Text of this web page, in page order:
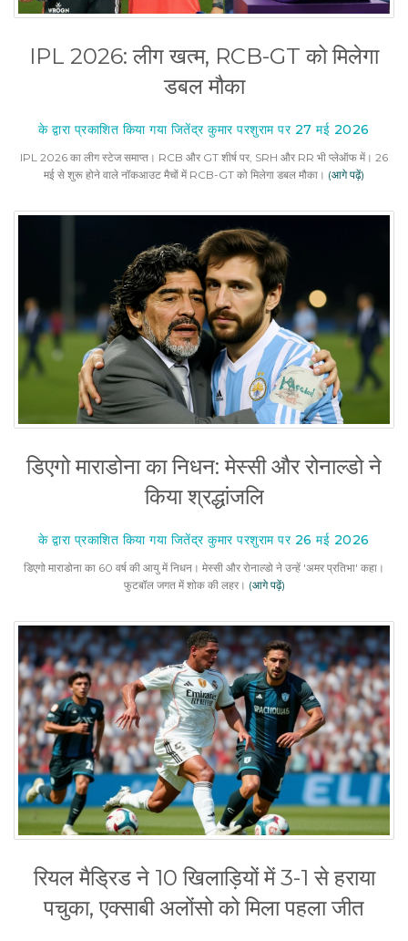
IPL 2026: लीग खत्म, RCB-GT को मिलेगा
डबल मौका
के द्वारा प्रकाशित किया गया जितेंद्र कुमार परशुराम पर 27 मई 2026
IPL 2026 का लीग स्टेज समाप्त। RCB और GT शीर्ष पर, SRH और RR भी प्लेऑफ में। 26
मई से शुरू होने वाले नॉकआउट मैचों में RCB-GT को मिलेगा डबल मौका। (आगे पढ़ें)
डिएगो माराडोना का निधन: मेस्सी और रोनाल्डो ने
किया श्रद्धांजलि
के द्वारा प्रकाशित किया गया जितेंद्र कुमार परशुराम पर 26 मई 2026
डिएगो माराडोना का 60 वर्ष की आयु में निधन। मेस्सी और रोनाल्डो ने उन्हें 'अमर प्रतिभा' कहा।
फुटबॉल जगत में शोक की लहर। (आगे पढ़ें)
रियल मैड्रिड ने 10 खिलाड़ियों में 3-1 से हराया
पचुका, एक्साबी अलोंसो को मिला पहला जीत